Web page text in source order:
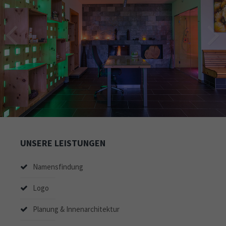
UNSERE LEISTUNGEN
Namensfindung
Logo
Planung & Innenarchitektur